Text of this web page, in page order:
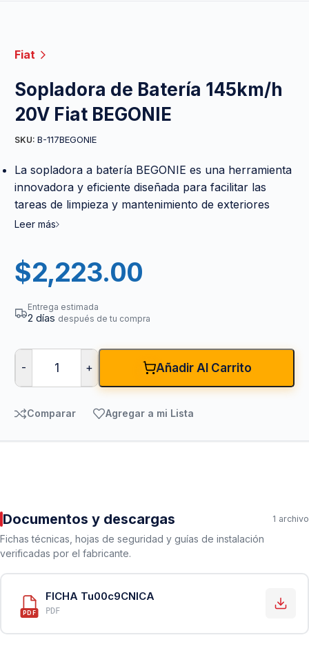
Fiat
Sopladora de Batería 145km/h
20V Fiat BEGONIE
SKU: B-117BEGONIE
La sopladora a batería BEGONIE es una herramienta
innovadora y eficiente diseñada para facilitar las
tareas de limpieza y mantenimiento de exteriores
Leer más
$2,223.00
Entrega estimada
2 días después de tu compra
- + Añadir Al Carrito
Comparar Agregar a mi Lista
Documentos y descargas 1 archivo
Fichas técnicas, hojas de seguridad y guías de instalación
verificadas por el fabricante.
PDF
FICHA Tu00c9CNICA
PDF